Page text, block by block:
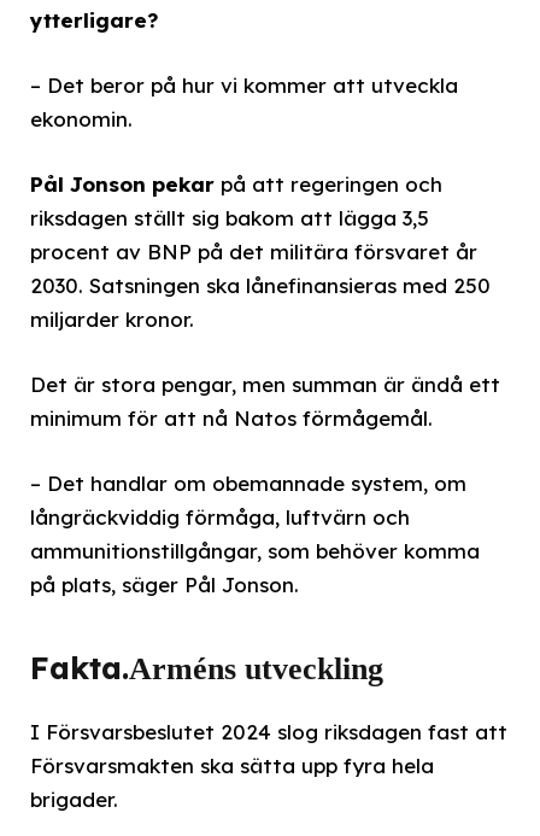
ytterligare?
– Det beror på hur vi kommer att utveckla
ekonomin.
Pål Jonson pekar på att regeringen och
riksdagen ställt sig bakom att lägga 3,5
procent av BNP på det militära försvaret år
2030. Satsningen ska lånefinansieras med 250
miljarder kronor.
Det är stora pengar, men summan är ändå ett
minimum för att nå Natos förmågemål.
– Det handlar om obemannade system, om
långräckviddig förmåga, luftvärn och
ammunitionstillgångar, som behöver komma
på plats, säger Pål Jonson.
Fakta.Arméns utveckling
I Försvarsbeslutet 2024 slog riksdagen fast att
Försvarsmakten ska sätta upp fyra hela
brigader.